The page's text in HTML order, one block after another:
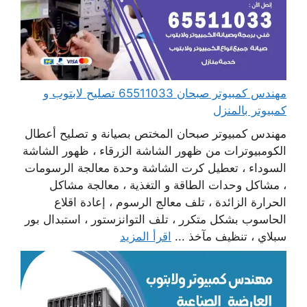
مهندس كمبيوتر صبحان 65511033 تصليح لابتوب و
كمبيوتر بالمنزل
مهندس كمبيوتر صبحان المختص بصيانة و تصليح أعطال
الكومبيوترات من ظهور الشاشة الزرقاء ، ظهور الشاشة
السوداء ، تعطيل كرت الشاشة وحدة معالجة الرسومات
، مشاكل وحدات الطاقة و التغذية ، معالجة مشاكل
الحرارة الزائدة ، تلف معالج الرسوم ، إعادة اقلاع
الحاسوب بشكل متكرر ، تلف التوانزستور ، استبدال بور
سبلاي ، تنظيف مآخذ ... اقرأ المزيد